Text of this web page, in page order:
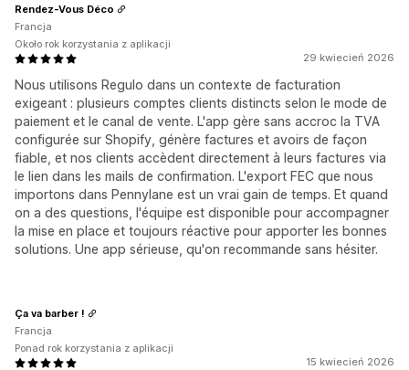
29 kwiecień 2026
Nous utilisons Regulo dans un contexte de facturation
exigeant : plusieurs comptes clients distincts selon le mode de
paiement et le canal de vente. L'app gère sans accroc la TVA
configurée sur Shopify, génère factures et avoirs de façon
fiable, et nos clients accèdent directement à leurs factures via
le lien dans les mails de confirmation. L'export FEC que nous
importons dans Pennylane est un vrai gain de temps. Et quand
on a des questions, l'équipe est disponible pour accompagner
la mise en place et toujours réactive pour apporter les bonnes
solutions. Une app sérieuse, qu'on recommande sans hésiter.
Rendez-Vous Déco
Francja
Około rok korzystania z aplikacji
15 kwiecień 2026
Ça va barber !
Francja
Ponad rok korzystania z aplikacji